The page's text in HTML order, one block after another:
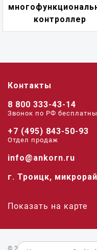
Контакты
8 800 333-43-14
Звонок по РФ
+7 (495) 843-50-93
Отдел продаж
info@ankorn.ru
г. Троицк,
Показать на карте
© 2026 «Анкорн».